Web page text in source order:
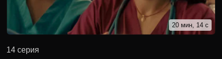
20 мин, 14 с
14 серия